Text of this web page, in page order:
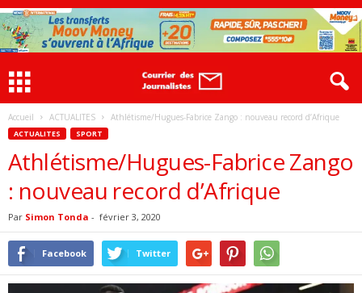
Accueil ACTUALITES Athlétisme/Hugues-Fabrice Zango : nouveau record d’Afrique
ACTUALITES SPORT
Athlétisme/Hugues-Fabrice Zango
: nouveau record d’Afrique
Par Simon Tonda - février 3, 2020
Facebook Twitter